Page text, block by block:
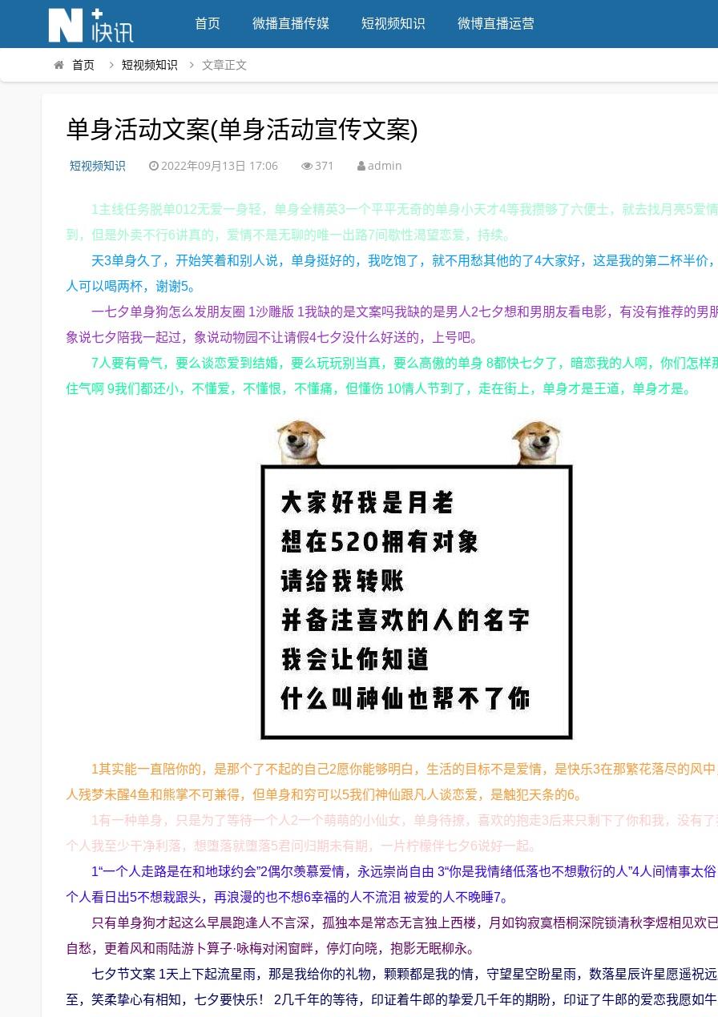
首页 微播直播传媒 短视频知识 微博直播运营
首页 短视频知识 文章正文
单身活动文案(单身活动宣传文案)
短视频知识 2022年09月13日 17:06 371 admin
1主线任务脱单012无爱一身轻，单身全精英3一个平平无奇的单身小天才4等我攒够了六便士，就去找月亮5爱
到，但是外卖不行6讲真的，爱情不是无聊的唯一出路7间歇性渴望恋爱，持续。
天3单身久了，开始笑着和别人说，单身挺好的，我吃饱了，就不用愁其他的了4大家好，这是我的第二杯半价
人可以喝两杯，谢谢5。
一七夕单身狗怎么发朋友圈 1沙雕版 1我缺的是文案吗我缺的是男人2七夕想和男朋友看电影，有没有推荐的男
象说七夕陪我一起过，象说动物园不让请假4七夕没什么好送的，上号吧。
7人要有骨气，要么谈恋爱到结婚，要么玩玩别当真，要么高傲的单身 8都快七夕了，暗恋我的人啊，你们怎样
住气啊 9我们都还小，不懂爱，不懂恨，不懂痛，但懂伤 10情人节到了，走在街上，单身才是王道，单身才是。
1其实能一直陪你的，是那个了不起的自己2愿你能够明白，生活的目标不是爱情，是快乐3在那繁花落尽的风
人残梦未醒4鱼和熊掌不可兼得，但单身和穷可以5我们神仙跟凡人谈恋爱，是触犯天条的6。
1有一种单身，只是为了等待一个人2一个萌萌的小仙女，单身待撩，喜欢的抱走3后来只剩下了你和我，没有
个人我至少干净利落，想堕落就堕落5君问归期未有期，一片柠檬伴七夕6说好一起。
1“一个人走路是在和地球约会”2偶尔羡慕爱情，永远崇尚自由 3“你是我情绪低落也不想敷衍的人”4人间情事太
个人看日出5不想栽跟头，再浪漫的也不想6幸福的人不流泪 被爱的人不晚睡7。
只有单身狗才起这么早晨跑逢人不言深，孤独本是常态无言独上西楼，月如钩寂寞梧桐深院锁清秋李煜相见欢
自愁，更着风和雨陆游卜算子·咏梅对闲窗畔，停灯向晓，抱影无眠柳永。
七夕节文案 1天上下起流星雨，那是我给你的礼物，颗颗都是我的情，守望星空盼星雨，数落星辰许星愿遥祝
至，笑柔挚心有相知，七夕要快乐！ 2几千年的等待，印证着牛郎的挚爱几千年的期盼，印证了牛郎的爱恋我愿如牛